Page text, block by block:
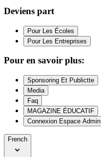
Deviens part
Pour Les Écoles
Pour Les Entreprises
Pour en savoir plus:
Sponsoring Et Publictte
Media
Faq
MAGAZINE ÉDUCATIF
Connexion Espace Admin
French